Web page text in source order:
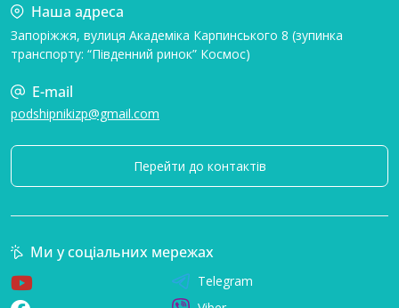
Наша адреса
Запоріжжя, вулиця Академіка Карпинського 8 (зупинка
транспорту: “Південний ринок” Космос)
E-mail
podshipnikizp@gmail.com
Перейти до контактів
Ми у соціальних мережах
Telegram